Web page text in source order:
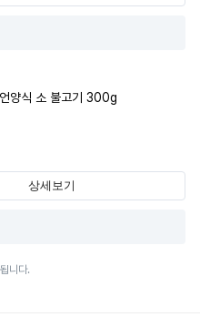
양식 소 불고기 300g
상세보기
니다.